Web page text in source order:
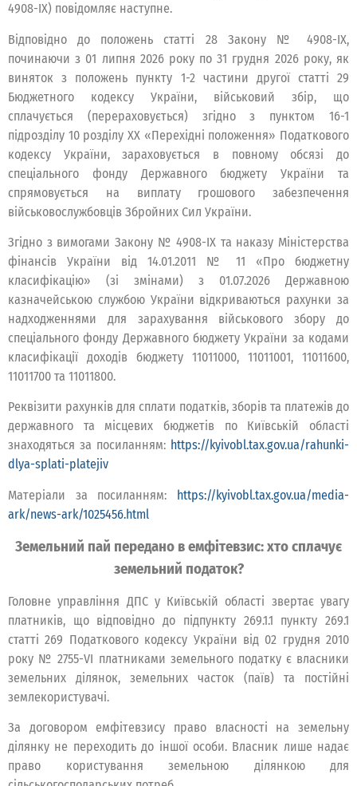
4908-IX) повідомляє наступне.
Відповідно до положень статті 28 Закону № 4908-IX,
починаючи з 01 липня 2026 року по 31 грудня 2026 року, як
виняток з положень пункту 1-2 частини другої статті 29
Бюджетного кодексу України, військовий збір, що
сплачується (перераховується) згідно з пунктом 16-1
підрозділу 10 розділу XX «Перехідні положення» Податкового
кодексу України, зараховується в повному обсязі до
спеціального фонду Державного бюджету України та
спрямовується на виплату грошового забезпечення
військовослужбовців Збройних Сил України.
Згідно з вимогами Закону № 4908-ІХ та наказу Міністерства
фінансів України від 14.01.2011 № 11 «Про бюджетну
класифікацію» (зі змінами) з 01.07.2026 Державною
казначейською службою України відкриваються рахунки за
надходженнями для зарахування військового збору до
спеціального фонду Державного бюджету України за кодами
класифікації доходів бюджету 11011000, 11011001, 11011600,
11011700 та 11011800.
Реквізити рахунків для сплати податків, зборів та платежів до
державного та місцевих бюджетів по Київській області
знаходяться за посиланням: https://kyivobl.tax.gov.ua/rahunki-
dlya-splati-platejiv
Матеріали за посиланням: https://kyivobl.tax.gov.ua/media-
ark/news-ark/1025456.html
Земельний пай передано в емфітевзис: хто сплачує
земельний податок?
Головне управління ДПС у Київській області звертає увагу
платників, що відповідно до підпункту 269.1.1 пункту 269.1
статті 269 Податкового кодексу України від 02 грудня 2010
року № 2755-VІ платниками земельного податку є власники
земельних ділянок, земельних часток (паїв) та постійні
землекористувачі.
За договором емфітевзису право власності на земельну
ділянку не переходить до іншої особи. Власник лише надає
право користування земельною ділянкою для